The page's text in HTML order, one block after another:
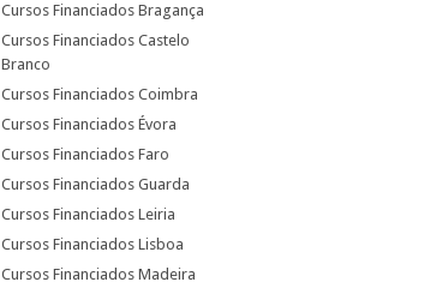
Cursos Financiados Bragança
Cursos Financiados Castelo
Branco
Cursos Financiados Coimbra
Cursos Financiados Évora
Cursos Financiados Faro
Cursos Financiados Guarda
Cursos Financiados Leiria
Cursos Financiados Lisboa
Cursos Financiados Madeira